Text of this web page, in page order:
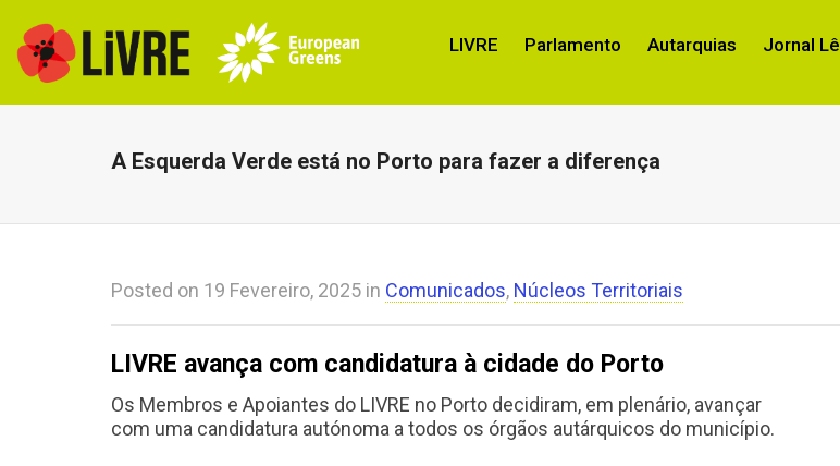
LIVRE Parlamento Autarquias Jornal Lê
A Esquerda Verde está no Porto para fazer a diferença
Posted on 19 Fevereiro, 2025 in Comunicados, Núcleos Territoriais
LIVRE avança com candidatura à cidade do Porto
Os Membros e Apoiantes do LIVRE no Porto decidiram, em plenário, avançar
com uma candidatura autónoma a todos os órgãos autárquicos do município.